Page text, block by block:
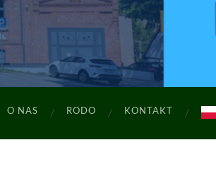
O NAS RODO KONTAKT